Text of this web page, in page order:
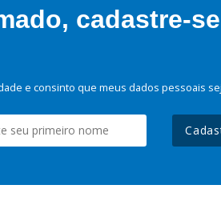
cadastre-
e consinto que meus dados pessoais